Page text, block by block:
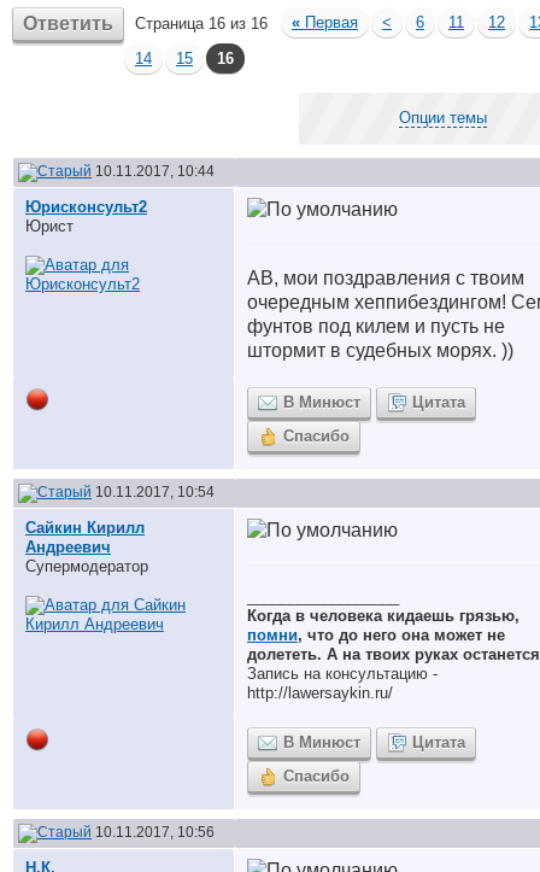
Ответить Страница 16 из 16 « Первая < 6 11 12
14
15 16
Опции темы
10.11.2017, 10:44
Юрисконсульт2
Юрист
АВ, мои поздравления с твоим
очередным хеппибездингом!
фунтов под килем и пусть не
штормит в судебных морях. ))
В Минюст
Цитата
Спасибо
10.11.2017, 10:54
Сайкин Кирилл
Андреевич
Супермодератор
Когда в человека кидаешь грязью,
помни, что до него она может не
долететь. А на твоих руках
Запись на консультацию -
http://lawersaykin.ru/
В Минюст
Цитата
Спасибо
10.11.2017, 10:56
Н.К.